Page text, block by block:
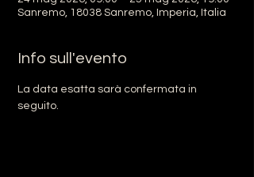
Sanremo, 18038 Sanremo, Imperia, Italia
Info sull'evento
La data esatta sarà confermata in
seguito.